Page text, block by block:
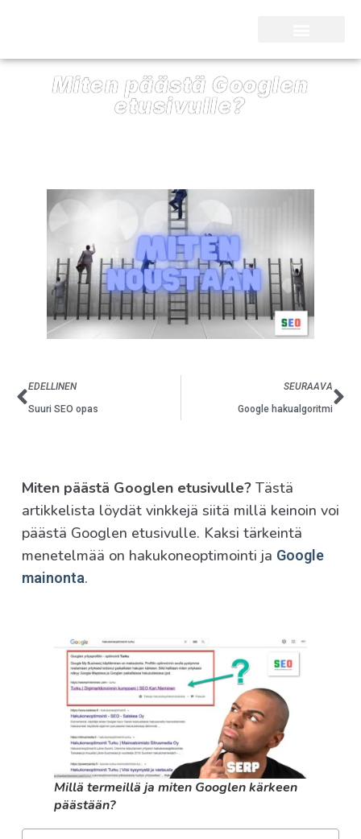
Miten päästä Googlen
etusivulle?
EDELLINEN
Suuri SEO opas
SEURAAVA
Google hakualgoritmi
Miten päästä Googlen etusivulle? Tästä
artikkelista löydät vinkkejä siitä millä keinoin voi
päästä Googlen etusivulle. Kaksi tärkeintä
menetelmää on hakukoneoptimointi ja Google
mainonta.
Millä termeillä ja miten Googlen kärkeen
päästään?